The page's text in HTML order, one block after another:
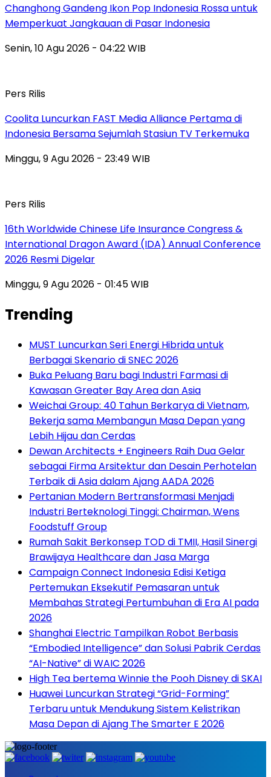
Changhong Gandeng Ikon Pop Indonesia Rossa untuk
Memperkuat Jangkauan di Pasar Indonesia
Senin, 10 Agu 2026 - 04:22 WIB
Pers Rilis
Coolita Luncurkan FAST Media Alliance Pertama di
Indonesia Bersama Sejumlah Stasiun TV Terkemuka
Minggu, 9 Agu 2026 - 23:49 WIB
Pers Rilis
16th Worldwide Chinese Life Insurance Congress &
International Dragon Award (IDA) Annual Conference
2026 Resmi Digelar
Minggu, 9 Agu 2026 - 01:45 WIB
Trending
MUST Luncurkan Seri Energi Hibrida untuk
Berbagai Skenario di SNEC 2026
Buka Peluang Baru bagi Industri Farmasi di
Kawasan Greater Bay Area dan Asia
Weichai Group: 40 Tahun Berkarya di Vietnam,
Bekerja sama Membangun Masa Depan yang
Lebih Hijau dan Cerdas
Dewan Architects + Engineers Raih Dua Gelar
sebagai Firma Arsitektur dan Desain Perhotelan
Terbaik di Asia dalam Ajang AADA 2026
Pertanian Modern Bertransformasi Menjadi
Industri Berteknologi Tinggi: Chairman, Wens
Foodstuff Group
Rumah Sakit Berkonsep TOD di TMII, Hasil Sinergi
Brawijaya Healthcare dan Jasa Marga
Campaign Connect Indonesia Edisi Ketiga
Pertemukan Eksekutif Pemasaran untuk
Membahas Strategi Pertumbuhan di Era AI pada
2026
Shanghai Electric Tampilkan Robot Berbasis
“Embodied Intelligence” dan Solusi Pabrik Cerdas
“AI-Native” di WAIC 2026
High Tea bertema Winnie the Pooh Disney di SKAI
Huawei Luncurkan Strategi “Grid-Forming”
Terbaru untuk Mendukung Sistem Kelistrikan
Masa Depan di Ajang The Smarter E 2026